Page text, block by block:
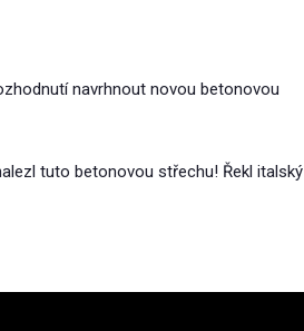
navrhnout novou betonovou
tuto betonovou střechu! Řekl italský